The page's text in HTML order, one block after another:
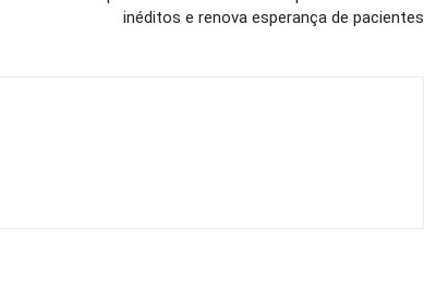
inéditos e renova esperança de pacientes